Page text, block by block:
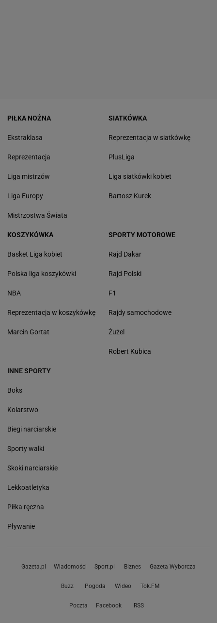
PIŁKA NOŻNA
Ekstraklasa
Reprezentacja
Liga mistrzów
Liga Europy
Mistrzostwa Świata
SIATKÓWKA
Reprezentacja w siatkówkę
PlusLiga
Liga siatkówki kobiet
Bartosz Kurek
KOSZYKÓWKA
Basket Liga kobiet
Polska liga koszykówki
NBA
Reprezentacja w koszykówkę
Marcin Gortat
SPORTY MOTOROWE
Rajd Dakar
Rajd Polski
F1
Rajdy samochodowe
Żużel
Robert Kubica
INNE SPORTY
Boks
Kolarstwo
Biegi narciarskie
Sporty walki
Skoki narciarskie
Lekkoatletyka
Piłka ręczna
Pływanie
Gazeta.pl Wiadomości Sport.pl Biznes Gazeta Wyborcza
Buzz Pogoda Wideo Tok.FM
Poczta Facebook RSS